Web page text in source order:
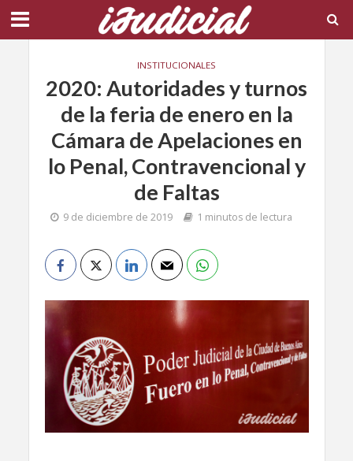
INSTITUCIONALES
2020: Autoridades y turnos
de la feria de enero en la
Cámara de Apelaciones en
lo Penal, Contravencional y
de Faltas
9 de diciembre de 2019 1 minutos de lectura